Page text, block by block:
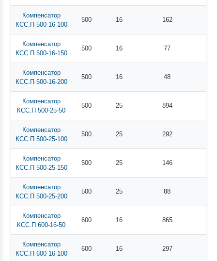
Компенсатор
КСС.П 500-16-100
500 16 162
Компенсатор
КСС.П 500-16-150
500 16 77
Компенсатор
КСС.П 500-16-200
500 16 48
Компенсатор
КСС.П 500-25-50
500 25 894
Компенсатор
КСС.П 500-25-100
500 25 292
Компенсатор
КСС.П 500-25-150
500 25 146
Компенсатор
КСС.П 500-25-200
500 25 88
Компенсатор
КСС.П 600-16-50
600 16 865
Компенсатор
КСС.П 600-16-100
600 16 297